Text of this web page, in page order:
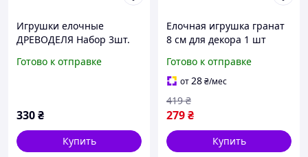
Игрушки елочные
ДРЕВОДЕЛЯ Набор 3шт.
Готово к отправке
330₴
Купить
Елочная игрушка гранат
8 см для декора 1 шт
Dashuri HM-4034
Готово к отправке
от28₴/мес
279₴
419 ₴
Купить